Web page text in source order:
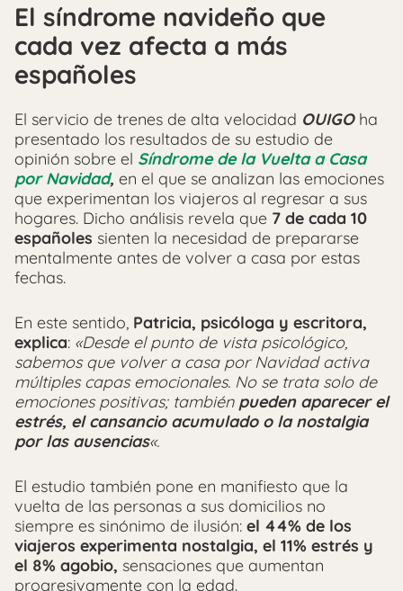
El síndrome navideño que
cada vez afecta a más
españoles
El servicio de trenes de alta velocidad OUIGO ha
presentado los resultados de su estudio de
opinión sobre el Síndrome de la Vuelta a Casa
por Navidad, en el que se analizan las emociones
que experimentan los viajeros al regresar a sus
hogares. Dicho análisis revela que 7 de cada 10
españoles sienten la necesidad de prepararse
mentalmente antes de volver a casa por estas
fechas.
En este sentido, Patricia, psicóloga y escritora,
explica: «Desde el punto de vista psicológico,
sabemos que volver a casa por Navidad activa
múltiples capas emocionales. No se trata solo de
emociones positivas; también pueden aparecer el
estrés, el cansancio acumulado o la nostalgia
por las ausencias«.
El estudio también pone en manifiesto que la
vuelta de las personas a sus domicilios no
siempre es sinónimo de ilusión: el 44% de los
viajeros experimenta nostalgia, el 11% estrés y
el 8% agobio, sensaciones que aumentan
progresivamente con la edad.